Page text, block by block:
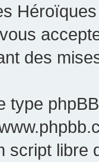
des
phpBB
script